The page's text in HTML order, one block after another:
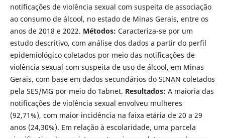
notificações de violência sexual com suspeita de associação
ao consumo de álcool, no estado de Minas Gerais, entre os
anos de 2018 e 2022. Métodos: Caracteriza-se por um
estudo descritivo, com análise dos dados a partir do perfil
epidemiológico coletados por meio das notificações de
violência sexual com suspeita de uso de álcool, em Minas
Gerais, com base em dados secundários do SINAN coletados
pela SES/MG por meio do Tabnet. Resultados: A maioria das
notificações de violência sexual envolveu mulheres
(92,71%), com maior incidência na faixa etária de 20 a 29
anos (24,30%). Em relação à escolaridade, uma parcela